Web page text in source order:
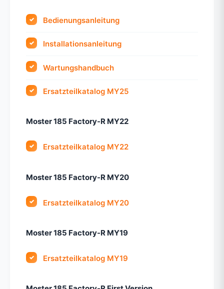
Bedienungsanleitung
Installationsanleitung
Wartungshandbuch
Ersatzteilkatalog MY25
Moster 185 Factory-R MY22
Ersatzteilkatalog MY22
Moster 185 Factory-R MY20
Ersatzteilkatalog MY20
Moster 185 Factory-R MY19
Ersatzteilkatalog MY19